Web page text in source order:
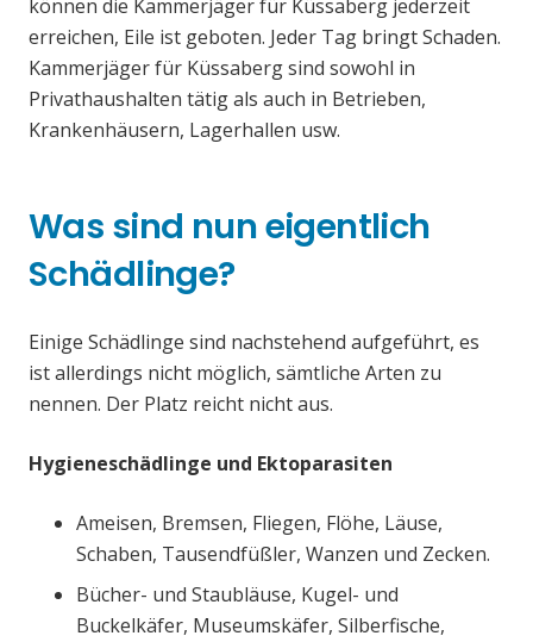
können die Kammerjäger für Küssaberg jederzeit
erreichen, Eile ist geboten. Jeder Tag bringt Schaden.
Kammerjäger für Küssaberg sind sowohl in
Privathaushalten tätig als auch in Betrieben,
Krankenhäusern, Lagerhallen usw.
Was sind nun eigentlich
Schädlinge?
Einige Schädlinge sind nachstehend aufgeführt, es
ist allerdings nicht möglich, sämtliche Arten zu
nennen. Der Platz reicht nicht aus.
Hygieneschädlinge und Ektoparasiten
Ameisen, Bremsen, Fliegen, Flöhe, Läuse,
Schaben, Tausendfüßler, Wanzen und Zecken.
Bücher- und Staubläuse, Kugel- und
Buckelkäfer, Museumskäfer, Silberfische,